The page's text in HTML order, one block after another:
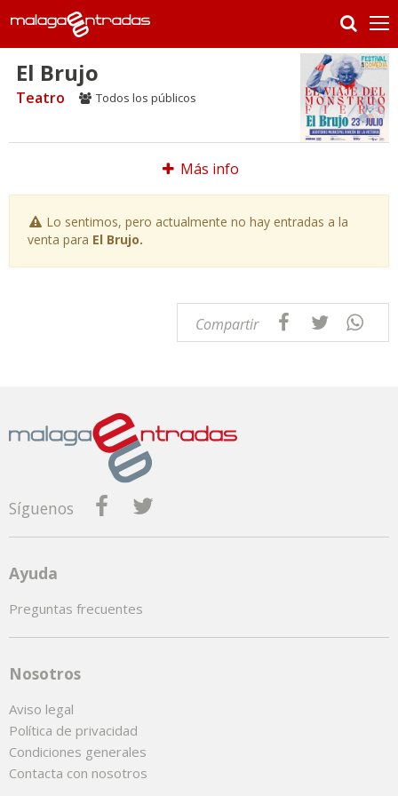
El Brujo
Teatro Todos los públicos
Más info
Lo sentimos, pero actualmente no hay entradas a la
venta para El Brujo.
Compartir
Síguenos
Ayuda
Preguntas frecuentes
Nosotros
Aviso legal
Política de privacidad
Condiciones generales
Contacta con nosotros